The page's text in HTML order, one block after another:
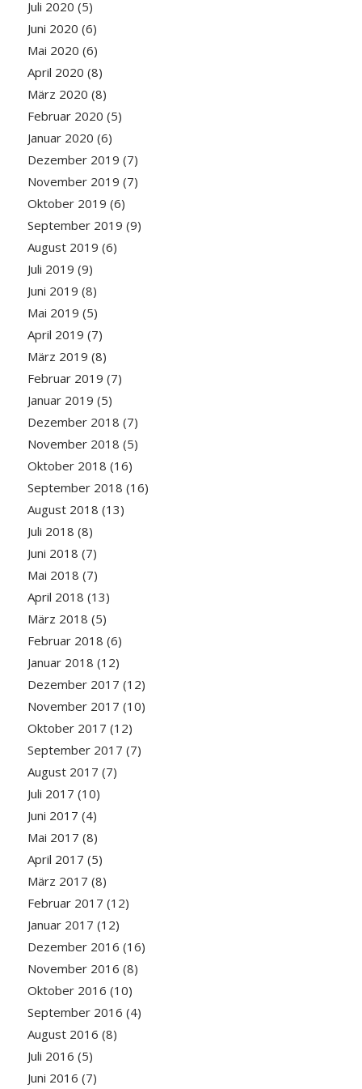
Juli 2020 (5)
Juni 2020 (6)
Mai 2020 (6)
April 2020 (8)
März 2020 (8)
Februar 2020 (5)
Januar 2020 (6)
Dezember 2019 (7)
November 2019 (7)
Oktober 2019 (6)
September 2019 (9)
August 2019 (6)
Juli 2019 (9)
Juni 2019 (8)
Mai 2019 (5)
April 2019 (7)
März 2019 (8)
Februar 2019 (7)
Januar 2019 (5)
Dezember 2018 (7)
November 2018 (5)
Oktober 2018 (16)
September 2018 (16)
August 2018 (13)
Juli 2018 (8)
Juni 2018 (7)
Mai 2018 (7)
April 2018 (13)
März 2018 (5)
Februar 2018 (6)
Januar 2018 (12)
Dezember 2017 (12)
November 2017 (10)
Oktober 2017 (12)
September 2017 (7)
August 2017 (7)
Juli 2017 (10)
Juni 2017 (4)
Mai 2017 (8)
April 2017 (5)
März 2017 (8)
Februar 2017 (12)
Januar 2017 (12)
Dezember 2016 (16)
November 2016 (8)
Oktober 2016 (10)
September 2016 (4)
August 2016 (8)
Juli 2016 (5)
Juni 2016 (7)